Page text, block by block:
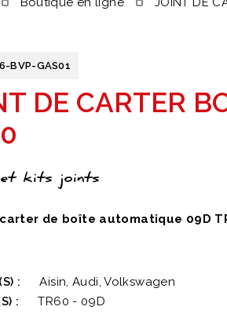
BVP-GAS01
DE CARTER
kits joints
de boîte automatique 09D
:
Aisin, Audi, Volkswagen
:
TR60 - 09D